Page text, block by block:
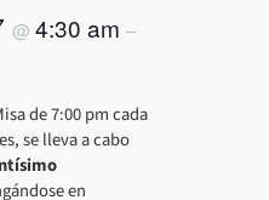
@ 4:30 am –
de 7:00 pm cada
se lleva a cabo
en